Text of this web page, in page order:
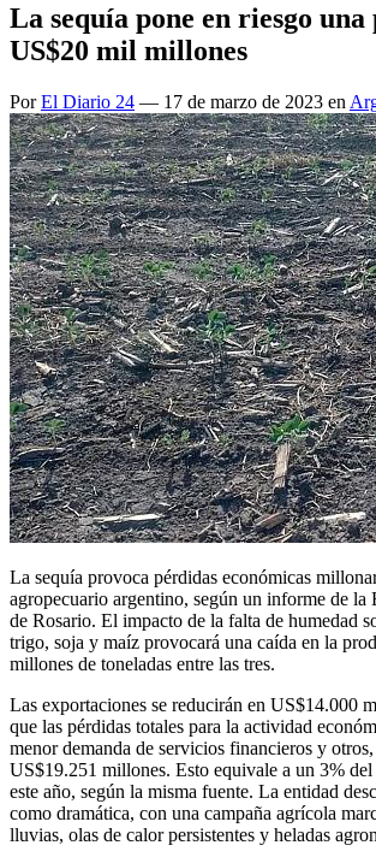
La sequía pone en riesgo una
US$20 mil millones
PorEl Diario 24 — 17 de marzo de 2023 en
La sequía provoca pérdidas económicas
agropecuario argentino, según un informe de la
de Rosario. El impacto de la falta de humedad
trigo, soja y maíz provocará una caída en la
millones de toneladas entre las tres.
Las exportaciones se reducirán en US$14.000
que las pérdidas totales para la actividad
menor demanda de servicios financieros y otros,
US$19.251 millones. Esto equivale a un 3%
este año, según la misma fuente. La entidad
como dramática, con una campaña agrícola
lluvias, olas de calor persistentes y heladas